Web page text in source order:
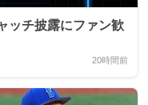
ッチ披露にファン歓
20時間前